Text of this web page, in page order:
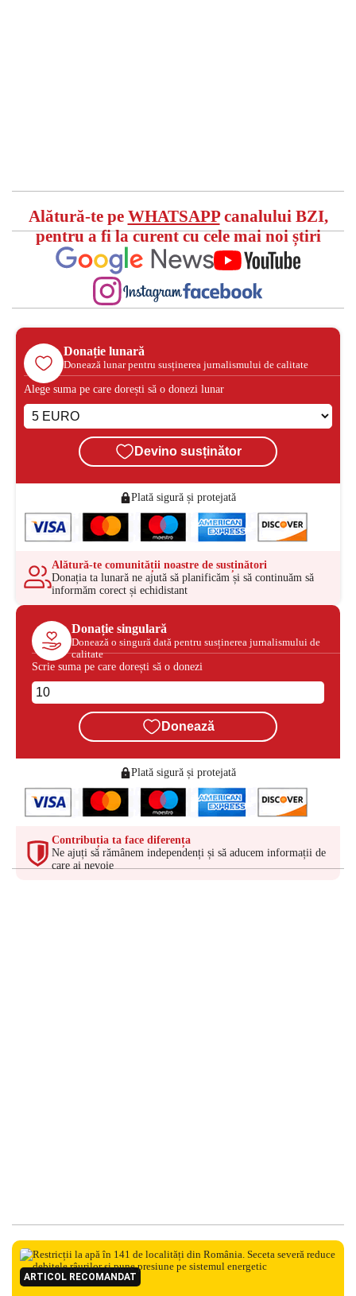
Alătură-te pe WHATSAPPcanalului BZI,
pentru a fi la curent cu cele mai noi știri
Donație lunară
Donează lunar pentru susținerea jurnalismului de calitate
Alege suma pe care dorești să o donezi lunar
Devino susținător
Plată sigură și protejată
Alătură-te comunității noastre de susținători
Donația ta lunară ne ajută să planificăm și să continuăm să
informăm corect și echidistant
Donație singulară
Donează o singură dată pentru susținerea jurnalismului de
calitate
Scrie suma pe care dorești să o donezi
Donează
Plată sigură și protejată
Contribuția ta face diferența
Ne ajuți să rămânem independenți și să aducem informații de
care ai nevoie
ARTICOL RECOMANDAT